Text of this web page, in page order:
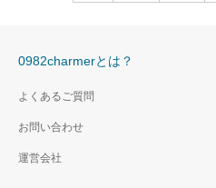
0982charmerとは？
よくあるご質問
お問い合わせ
運営会社